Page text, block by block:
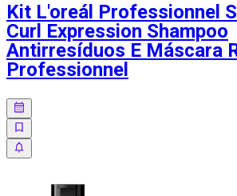
Kit L'oreál Professionnel
Curl Expression Shampoo
Antirresíduos E Máscara
Professionnel